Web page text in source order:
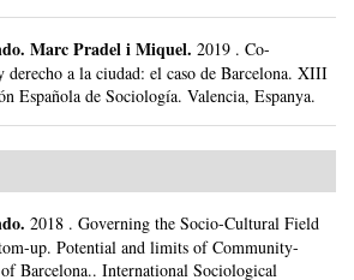
. Marc Pradel i Miquel. 2019 . Co-
a la ciudad: el caso de Barcelona. XIII
Española de Sociología. Valencia, Espanya.
. 2018 . Governing the Socio-Cultural Field
up. Potential and limits of Community-
Barcelona.. International Sociological